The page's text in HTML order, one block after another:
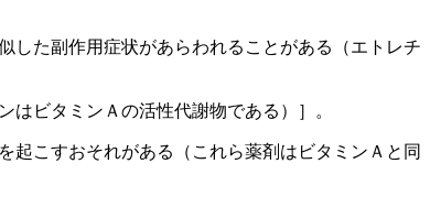
た副作用症状があらわれることがある（エトレチ
ビタミンＡの活性代謝物である）］。
こすおそれがある（これら薬剤はビタミンＡと同